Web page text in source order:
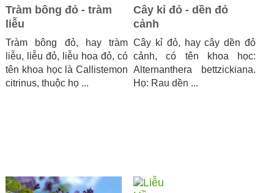
Tràm bông đỏ - tràm
liễu
Tràm bông đỏ, hay tràm
liễu, liễu đỏ, liễu hoa đỏ, có
tên khoa học là Callistemon
citrinus, thuộc họ ...
Cây kỉ đỏ - dền đỏ
cảnh
Cây kỉ đỏ, hay cây dền đỏ
cảnh, có tên khoa học:
Alternanthera bettzickiana.
Họ: Rau dền ...